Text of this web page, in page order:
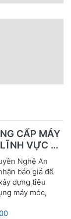
CẤP MÁY
VỰC Y
Nghệ An
báo giá để
dựng tiêu
máy móc,